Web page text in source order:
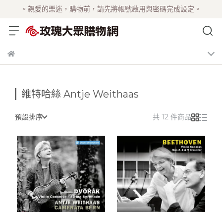
。親愛的樂迷，購物前，請先將帳號啟用與密碼完成設定。
維特哈絲 Antje Weithaas
預設排序 共 12 件商品